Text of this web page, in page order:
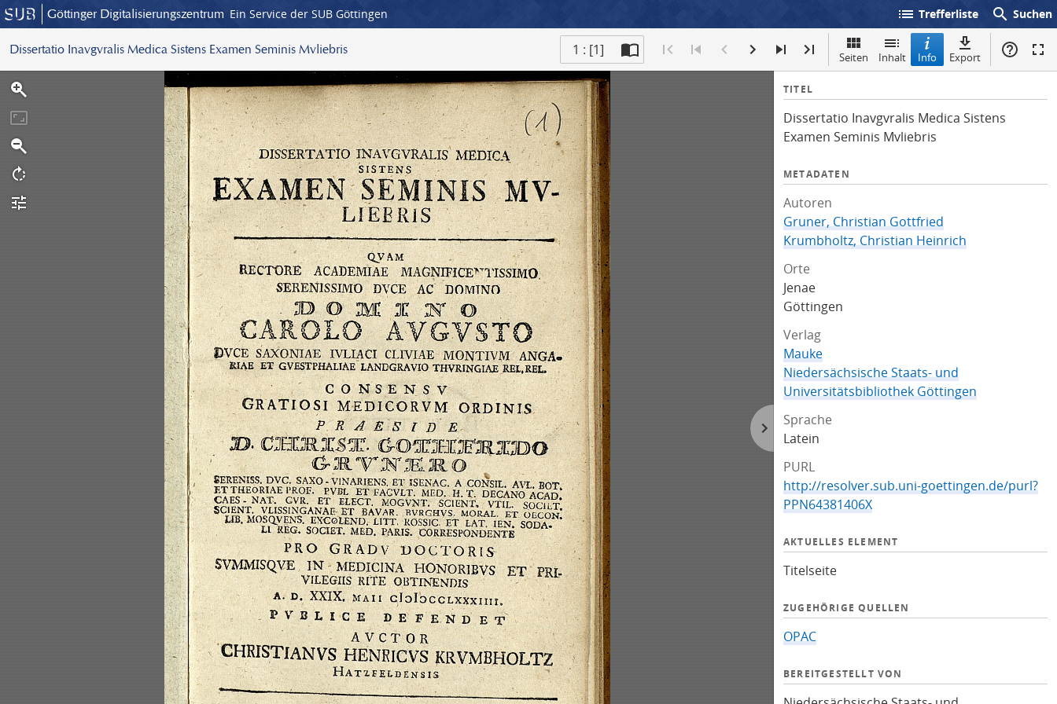
Göttinger Digitalisierungszentrum Ein Service der SUB Göttingen list Trefferliste search Suchen
Dissertatio Inavgvralis Medica Sistens Examen Seminis Mvliebris 1 : [1] Seiten Inhalt Info Export
I
f
o
TITEL
Dissertatio Inavgvralis Medica Sistens
Examen Seminis Mvliebris
METADATEN
Autoren
Gruner, Christian Gottfried
Krumbholtz, Christian Heinrich
Orte
Jenae
Göttingen
Verlag
Mauke
Niedersächsische Staats- und
Universitätsbibliothek Göttingen
Sprache
Latein
PURL
http://resolver.sub.uni-goettingen.de/purl?
PPN64381406X
AKTUELLES ELEMENT
Titelseite
ZUGEHÖRIGE QUELLEN
OPAC
BEREITGESTELLT VON